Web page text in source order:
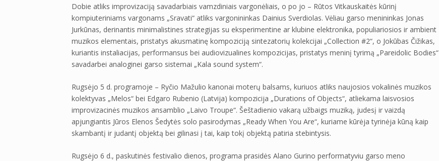
Dobie atliks improvizaciją savadarbiais vamzdiniais vargonėliais, o po jo – Rūtos Vitkauskaitės kūrinį
kompiuteriniams vargonams „Sravati“ atliks vargonininkas Dainius Sverdiolas. Vėliau garso menininkas Jonas
Jurkūnas, derinantis minimalistines strategijas su eksperimentine ar klubine elektronika, populiariosios ir ambient
muzikos elementais, pristatys akusmatinę kompoziciją sintezatorių kolekcijai „Collection #2“, o Jokūbas Čižikas,
kuriantis instaliacijas, performansus bei audiovizualines kompozicijas, pristatys meninį tyrimą „Pareidolic Bodies“
savadarbei analoginei garso sistemai „Kala sound system“.
Rugsėjo 5 d. programoje – Ryčio Mažulio kanonai moterų balsams, kuriuos atliks naujosios vokalinės muzikos
kolektyvas „Melos“ bei Edgaro Rubenio (Latvija) kompozicija „Durations of Objects“, atliekama laisvosios
improvizacinės muzikos ansamblio „Laivo Troupe“. Šeštadienio vakarą užbaigs muziką, judesį ir vaizdą
apjungiantis Jūros Elenos Šedytės solo pasirodymas „Ready When You Are“, kuriame kūrėja tyrinėja kūną kaip
skambantį ir judantį objektą bei gilinasi į tai, kaip tokį objektą patiria stebintysis.
Rugsėjo 6 d., paskutinės festivalio dienos, programa prasidės Alano Gurino performatyviu garso meno